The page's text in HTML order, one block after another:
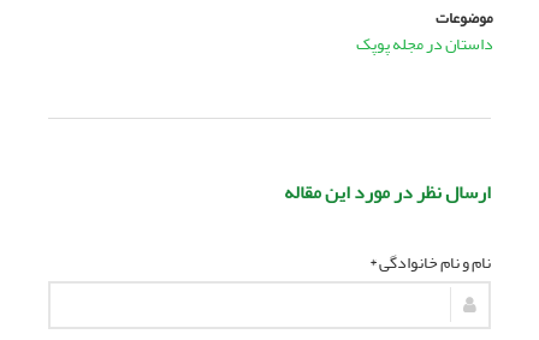
موضوعات
داستان در مجله پوپک
ارسال نظر در مورد این مقاله
نام و نام خانوادگی *